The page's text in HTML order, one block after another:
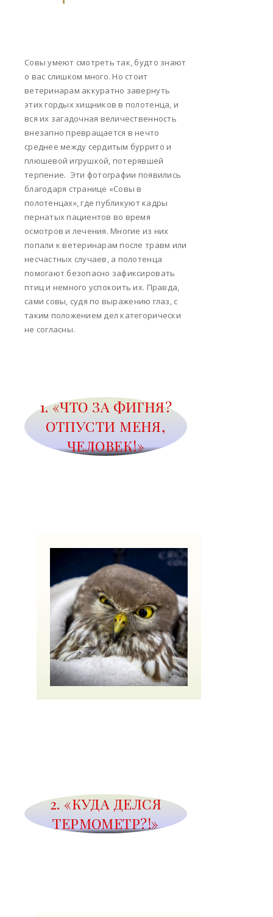
Совы умеют смотреть так, будто знают
о вас слишком много. Но стоит
ветеринарам аккуратно завернуть
этих гордых хищников в полотенца, и
вся их загадочная величественность
внезапно превращается в нечто
среднее между сердитым буррито и
плюшевой игрушкой, потерявшей
терпение. Эти фотографии появились
благодаря странице «Совы в
полотенцах», где публикуют кадры
пернатых пациентов во время
осмотров и лечения. Многие из них
попали к ветеринарам после травм или
несчастных случаев, а полотенца
помогают безопасно зафиксировать
птиц и немного успокоить их. Правда,
сами совы, судя по выражению глаз, с
таким положением дел категорически
не согласны.
1. «ЧТО ЗА ФИГНЯ?
ОТПУСТИ МЕНЯ,
ЧЕЛОВЕК!»
2. «КУДА ДЕЛСЯ
ТЕРМОМЕТР?!»